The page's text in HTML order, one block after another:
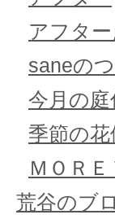
アフタ
saneの
今月の
季節の花
ＭＯＲ
荒谷のブ